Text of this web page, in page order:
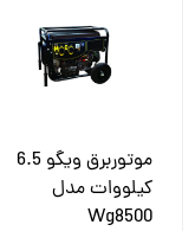
موتوربرق ویگو 6.5
کیلووات مدل
Wg8500